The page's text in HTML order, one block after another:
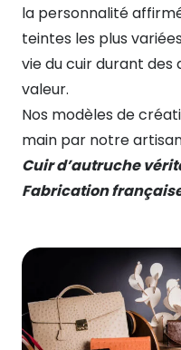
la personnalité
teintes les plus
vie du cuirdurant des
valeur.
Nos modèles de
main par notre
Cuir d’autruche
Fabrication